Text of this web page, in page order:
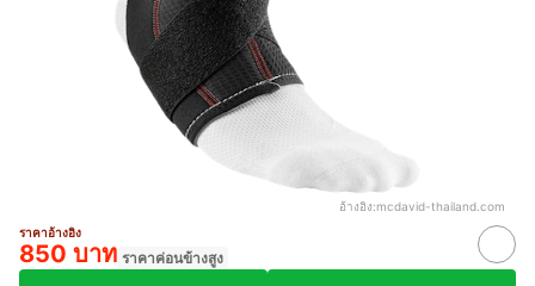
อ้างอิง:mcdavid-thailand.com
ราคาอ้างอิง
850 บาท ราคาค่อนข้างสูง